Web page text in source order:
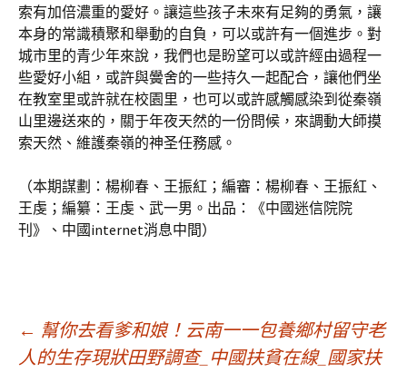
索有加倍濃重的愛好。讓這些孩子未來有足夠的勇氣，讓
本身的常識積聚和舉動的自負，可以或許有一個進步。對
城市里的青少年來說，我們也是盼望可以或許經由過程一
些愛好小組，或許與黌舍的一些持久一起配合，讓他們坐
在教室里或許就在校園里，也可以或許感觸感染到從秦嶺
山里邊送來的，關于年夜天然的一份問候，來調動大師摸
索天然、維護秦嶺的神圣任務感。
（本期謀劃：楊柳春、王振紅；編審：楊柳春、王振紅、
王虔；編纂：王虔、武一男。出品：《中國迷信院院
刊》、中國internet消息中間）
文
← 幫你去看爹和娘！云南一一包養鄉村留守老
人的生存現狀田野調查_中國扶貧在線_國家扶